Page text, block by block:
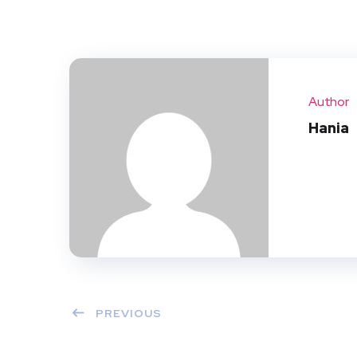
Author
Hania
PREVIOUS